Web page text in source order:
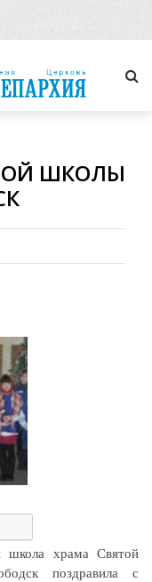
ШКОЛЫ
школа храма Святой
поздравила с